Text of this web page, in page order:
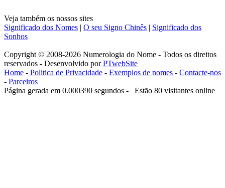
Veja também os nossos sites
Significado dos Nomes
O seu Signo Chinês
Significado dos
Sonhos
Copyright © 2008-2026 Numerologia do Nome - Todos os direitos
reservados - Desenvolvido porPTwebSite
Home - Politica de Privacidade - Exemplos de nomes - Contacte-nos
- Parceiros
Página gerada em 0.000390 segundos - Estão 80 visitantes online